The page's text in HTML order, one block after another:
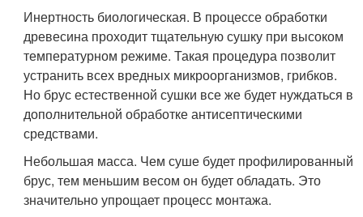
Инертность биологическая. В процессе обработки
древесина проходит тщательную сушку при высоком
температурном режиме. Такая процедура позволит
устранить всех вредных микроорганизмов, грибков.
Но брус естественной сушки все же будет нуждаться в
дополнительной обработке антисептическими
средствами.
Небольшая масса. Чем суше будет профилированный
брус, тем меньшим весом он будет обладать. Это
значительно упрощает процесс монтажа.